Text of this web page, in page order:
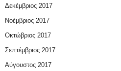
Δεκέμβριος 2017
Νοέμβριος 2017
Οκτώβριος 2017
Σεπτέμβριος 2017
Αύγουστος 2017